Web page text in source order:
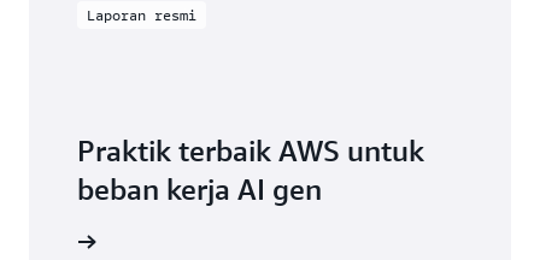
Laporan resmi
Praktik terbaik AWS untuk
beban kerja AI gen